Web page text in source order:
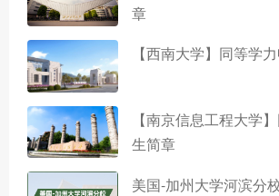
章
【西南大学】同等学
【南京信息工程大学
生简章
美国-加州大学河滨分